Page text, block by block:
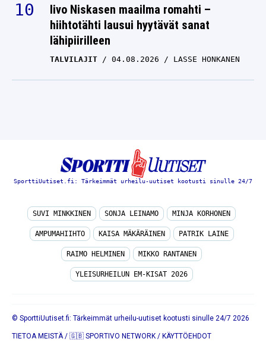
Iivo Niskasen maailma romahti –
hiihtotähti lausui hyytävät sanat
lähipiirilleen
TALVILAJIT 04.08.2026 LASSE HONKANEN
SporttiUutiset.fi: Tärkeimmät urheilu-uutiset kootusti sinulle 24/7
SUVI MINKKINEN SONJA LEINAMO MINJA KORHONEN
AMPUMAHIIHTO KAISA MÄKÄRÄINEN PATRIK LAINE
RAIMO HELMINEN MIKKO RANTANEN
YLEISURHEILUN EM-KISAT 2026
© SporttiUutiset.fi: Tärkeimmät urheilu-uutiset kootusti sinulle 24/7 2026
TIETOA MEISTÄ/ 🇬🇧 SPORTIVO NETWORK / KÄYTTÖEHDOT